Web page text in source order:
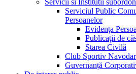
Servicii si Institutii
Serviciul Public
Persoanelor
Evidența
Publicații de
Starea Civilă
Club Sportiv
Guvernanță